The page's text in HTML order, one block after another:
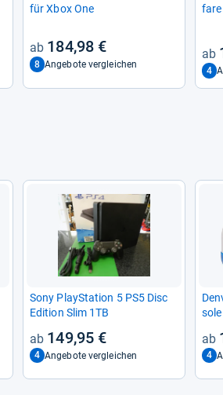
für Xbox One
184,98 €
8 Angebote vergleichen
fare
4
Sony Play­Sta­tion 5 PS5 Disc
Edi­tion Slim 1TB
149,95 €
4 Angebote vergleichen 4